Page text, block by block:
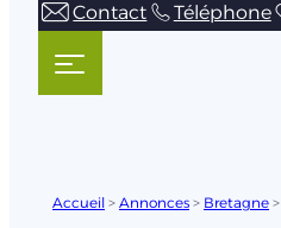
Contact
Téléphone
Accueil > Annonces > Bretagne >